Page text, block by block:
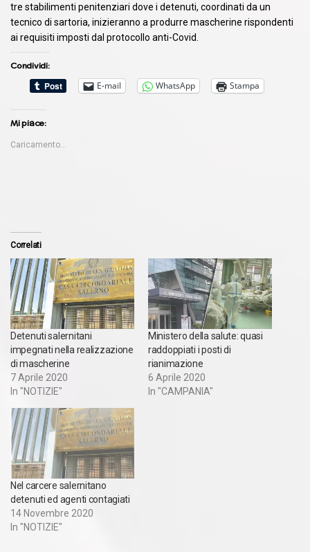
tre stabilimenti penitenziari dove i detenuti, coordinati da un
tecnico di sartoria, inizieranno a produrre mascherine rispondenti
ai requisiti imposti dal protocollo anti-Covid.
Condividi:
E-mail
WhatsApp Stampa
Mi piace:
Caricamento...
Correlati
Detenuti salernitani
impegnati nella realizzazione
di mascherine
7 Aprile 2020
In "NOTIZIE"
Ministero della salute: quasi
raddoppiati i posti di
rianimazione
6 Aprile 2020
In "CAMPANIA"
Nel carcere salernitano
detenuti ed agenti contagiati
14 Novembre 2020
In "NOTIZIE"